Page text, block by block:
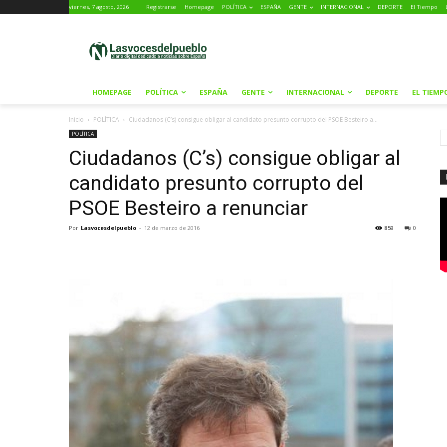
viernes, 7 agosto, 2026 Registrarse Homepage POLÍTICA ESPAÑA GENTE INTERNACIONAL DEPORTE El Tiempo
HOMEPAGE POLÍTICA ESPAÑA GENTE INTERNACIONAL DEPORTE EL
Inicio POLÍTICA Ciudadanos (C’s) consigue obligar al candidato presunto corrupto del PSOE Besteiro a...
POLÍTICA
Ciudadanos (C’s) consigue obligar al
candidato presunto corrupto del
PSOE Besteiro a renunciar
Por Lasvocesdelpueblo - 12 de marzo de 2016 0
859